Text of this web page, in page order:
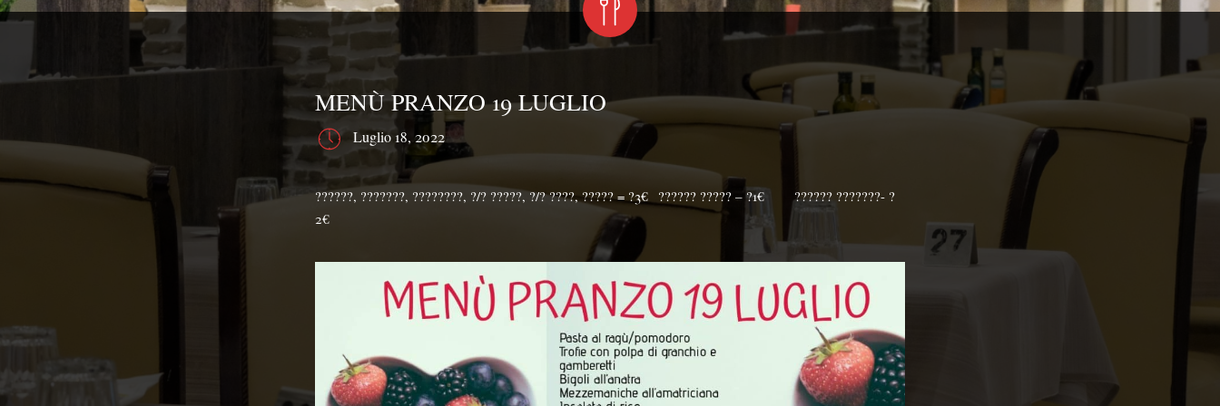
MENÙ PRANZO 19 LUGLIO
Luglio 18, 2022
??????, ???????, ????????, ?/? ?????, ?/? ????, ????? = ?3€⁣⁣⠀?????? ????? – ?1€⠀⠀⁣⁣⠀?????? ???????- ?
2€